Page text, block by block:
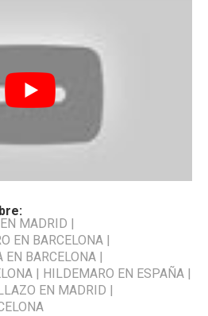
MADRID
EN BARCELONA
EN BARCELONA
HILDEMARO EN ESPAÑA
EN MADRID